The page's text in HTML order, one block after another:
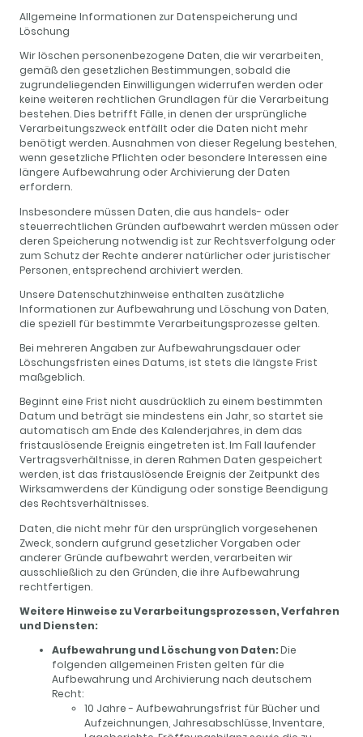
Allgemeine Informationen zur Datenspeicherung und
Löschung
Wir löschen personenbezogene Daten, die wir verarbeiten,
gemäß den gesetzlichen Bestimmungen, sobald die
zugrundeliegenden Einwilligungen widerrufen werden oder
keine weiteren rechtlichen Grundlagen für die Verarbeitung
bestehen. Dies betrifft Fälle, in denen der ursprüngliche
Verarbeitungszweck entfällt oder die Daten nicht mehr
benötigt werden. Ausnahmen von dieser Regelung bestehen,
wenn gesetzliche Pflichten oder besondere Interessen eine
längere Aufbewahrung oder Archivierung der Daten
erfordern.
Insbesondere müssen Daten, die aus handels- oder
steuerrechtlichen Gründen aufbewahrt werden müssen oder
deren Speicherung notwendig ist zur Rechtsverfolgung oder
zum Schutz der Rechte anderer natürlicher oder juristischer
Personen, entsprechend archiviert werden.
Unsere Datenschutzhinweise enthalten zusätzliche
Informationen zur Aufbewahrung und Löschung von Daten,
die speziell für bestimmte Verarbeitungsprozesse gelten.
Bei mehreren Angaben zur Aufbewahrungsdauer oder
Löschungsfristen eines Datums, ist stets die längste Frist
maßgeblich.
Beginnt eine Frist nicht ausdrücklich zu einem bestimmten
Datum und beträgt sie mindestens ein Jahr, so startet sie
automatisch am Ende des Kalenderjahres, in dem das
fristauslösende Ereignis eingetreten ist. Im Fall laufender
Vertragsverhältnisse, in deren Rahmen Daten gespeichert
werden, ist das fristauslösende Ereignis der Zeitpunkt des
Wirksamwerdens der Kündigung oder sonstige Beendigung
des Rechtsverhältnisses.
Daten, die nicht mehr für den ursprünglich vorgesehenen
Zweck, sondern aufgrund gesetzlicher Vorgaben oder
anderer Gründe aufbewahrt werden, verarbeiten wir
ausschließlich zu den Gründen, die ihre Aufbewahrung
rechtfertigen.
Weitere Hinweise zu Verarbeitungsprozessen, Verfahren
und Diensten:
Aufbewahrung und Löschung von Daten:Die
folgenden allgemeinen Fristen gelten für die
Aufbewahrung und Archivierung nach deutschem
Recht:
10 Jahre - Aufbewahrungsfrist für Bücher und
Aufzeichnungen, Jahresabschlüsse, Inventare,